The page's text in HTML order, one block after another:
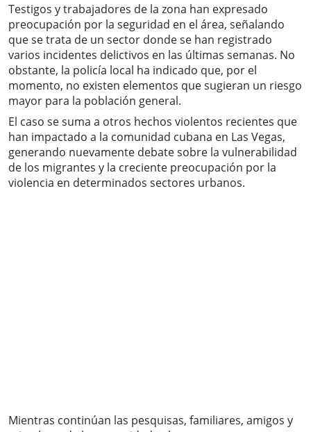
Testigos y trabajadores de la zona han expresado
preocupación por la seguridad en el área, señalando
que se trata de un sector donde se han registrado
varios incidentes delictivos en las últimas semanas. No
obstante, la policía local ha indicado que, por el
momento, no existen elementos que sugieran un riesgo
mayor para la población general.
El caso se suma a otros hechos violentos recientes que
han impactado a la comunidad cubana en Las Vegas,
generando nuevamente debate sobre la vulnerabilidad
de los migrantes y la creciente preocupación por la
violencia en determinados sectores urbanos.
Mientras continúan las pesquisas, familiares, amigos y